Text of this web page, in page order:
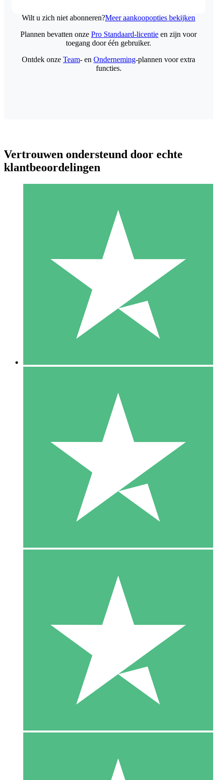
Wilt u zich niet abonneren?Meer aankoopopties bekijken
Individuele Creditpakketten
Betaal per gebruik met downloadtegoeden. Geen maandelijkse
1000
10 Downloaden
20 00
Plannen bevatten onze Pro Standaard-licentie en zijn voor
toegang door één gebruiker.
Ontdek onze Team- en Onderneming-plannen voor extra
functies.
Vertrouwen ondersteund door echte
klantbeoordelingen